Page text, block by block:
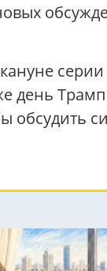
день
обсудить